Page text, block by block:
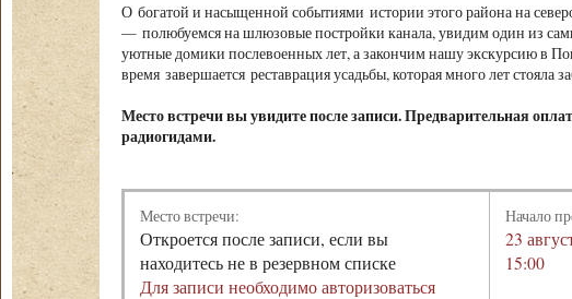
О богатой и насыщенной событиями истории этого района на
— полюбуемся на шлюзовые постройки канала, увидим один из
уютные домики послевоенных лет, а закончим нашу экскурсию в
время завершается реставрация усадьбы, которая много лет
Место встречи вы увидите после записи. Предварительная
радиогидами.
Место встречи:
Откроется после записи, если вы
находитесь не в резервном списке
Для записи необходимо авторизоваться
Начало
23
15:00